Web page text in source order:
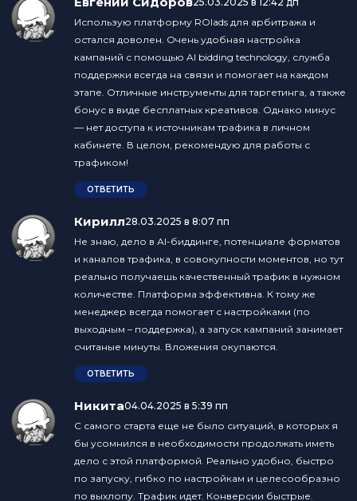
Использую платформу ROIads для арбитража и
остался доволен. Очень удобная настройка
кампаний с помощью AI bidding technology, служба
поддержки всегда на связи и помогает на каждом
этапе. Отличные инструменты для таргетинга, а также
бонус в виде бесплатных креативов. Однако минус
— нет доступа к источникам трафика в личном
кабинете. В целом, рекомендую для работы с
трафиком!
ОТВЕТИТЬ
Кирилл:28.03.2025 в 8:07 пп
Не знаю, дело в АI-биддинге, потенциале форматов
и каналов трафика, в совокупности моментов, но тут
реально получаешь качественный трафик в нужном
количестве. Платформа эффективна. К тому же
менеджер всегда помогает с настройками (по
выходным – поддержка), а запуск кампаний занимает
считаные минуты. Вложения окупаются.
ОТВЕТИТЬ
Никита:04.04.2025 в 5:39 пп
С самого старта еще не было ситуаций, в которых я
бы усомнился в необходимости продолжать иметь
дело с этой платформой. Реально удобно, быстро
по запуску, гибко по настройкам и целесообразно
по выхлопу. Трафик идет. Конверсии быстрые.